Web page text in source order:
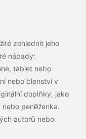
zohlednit jeho
nápady:
tablet nebo
nebo členství v
doplňky, jako
peněženka.
autorů nebo